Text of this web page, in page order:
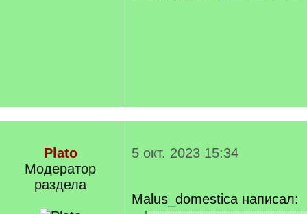
Plato
Модератор
раздела
5 окт. 2023 15:34
Malus_domestica написал: